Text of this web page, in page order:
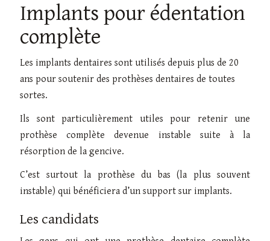
Implants pour édentation
complète
Les implants dentaires sont utilisés depuis plus de 20
ans pour soutenir des prothèses dentaires de toutes
sortes.
Ils sont particulièrement utiles pour retenir une
prothèse complète devenue instable suite à la
résorption de la gencive.
C’est surtout la prothèse du bas (la plus souvent
instable) qui bénéficiera d’un support sur implants.
Les candidats